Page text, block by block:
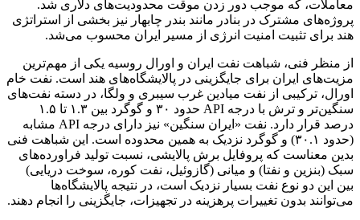
معاملات، که موجب دور زدن موقت محدودیت‌های دلاری شد.
پروژه‌های مشترک در بنادر مانند بندر چابهار نیز بخشی از استراتژی
هند برای تثبیت امنیت انرژی از مسیر ایران محسوب می‌شد.
از منظر فنی، شباهت نفت ایران و اورال روسیه یکی از مهم‌ترین
مزیت‌های ایران برای جایگزینی در پالایشگاه‌های هند است. نفت خام
اورال، ترکیبی از نفت میادین غرب سیبری و ولگا، در دسته نفت‌های
سنگین‌تر و ترش با درجه API حدود ۳۰ و گوگرد بین ۱.۳ تا ۱.۵
درصد قرار دارد. نفت «ایران سنگین» نیز دارای درجه API مشابه
(حدود ۳۰.۱) و گوگرد نزدیک به همین محدوده است. این شباهت فنی
بدین معناست که پروفایل برش پالایشی، نسبت تولید فراورده‌های
سبک (بنزین و نفتا) و میانی (گازوئیل، نفت کوره، سوخت دریایی)
بین این دو نوع نفت بسیار نزدیک است، در نتیجه پالایشگاه‌ها
می‌توانند بدون تغییرات پرهزینه در تجهیزات، جایگزینی را انجام دهند.